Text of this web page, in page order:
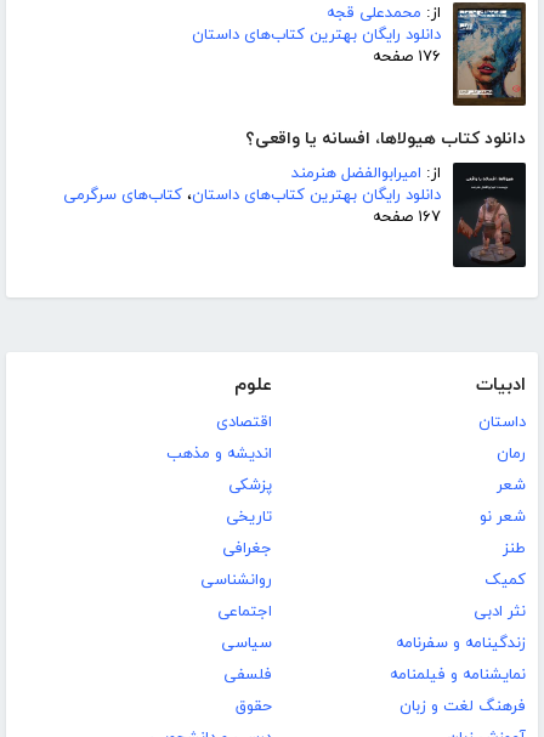
از: محمدعلی قجه
دانلود رایگان بهترین کتاب‌های داستان
۱۷۶ صفحه
دانلود کتاب هیولاها، افسانه یا واقعی؟
از: امیرابوالفضل هنرمند
دانلود رایگان بهترین کتاب‌های داستان، کتاب‌های سرگرمی
۱۶۷ صفحه
ادبیات
داستان
رمان
شعر
شعر نو
طنز
کمیک
نثر ادبی
زندگینامه و سفرنامه
نمایشنامه و فیلمنامه
فرهنگ لغت و زبان
علوم
اقتصادی
اندیشه و مذهب
پزشکی
تاریخی
جغرافی
روانشناسی
اجتماعی
سیاسی
فلسفی
حقوق